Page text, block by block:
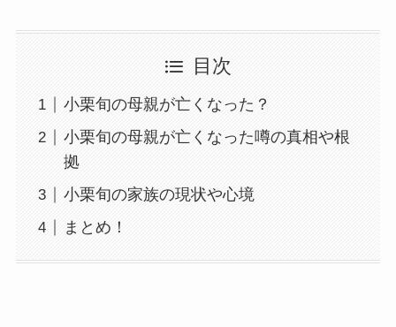
目次
小栗旬の母親が亡くなった？
小栗旬の母親が亡くなった噂の真相や根
拠
小栗旬の家族の現状や心境
まとめ！